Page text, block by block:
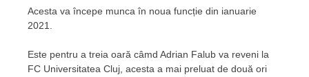
Acesta va începe munca în noua funcție din ianuarie
2021.
Este pentru a treia oară câmd Adrian Falub va reveni la
FC Universitatea Cluj, acesta a mai preluat de două ori